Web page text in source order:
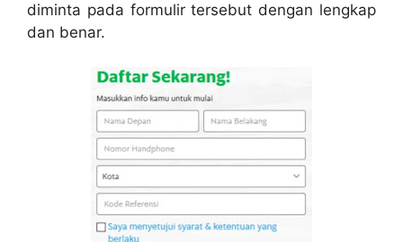
diminta pada formulir tersebut dengan lengkap
dan benar.